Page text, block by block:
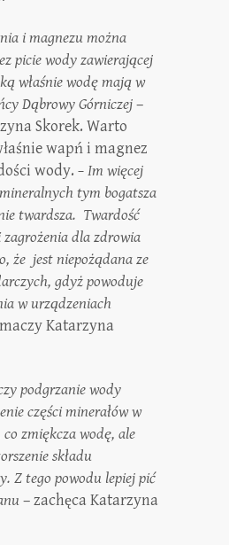
i magnezu można
picie wody zawierającej
właśnie wodę mają w
Dąbrowy Górniczej–
Skorek. Warto
wapń i magnez
wody. – Im więcej
tym bogatsza
twardsza. Twardość
dla zdrowia
że jest niepożądana ze
gdyż powoduje
w urządzeniach
Katarzyna
podgrzanie wody
części minerałów w
zmiękcza wodę, ale
składu
Z tego powodu lepiej pić
– zachęca Katarzyna